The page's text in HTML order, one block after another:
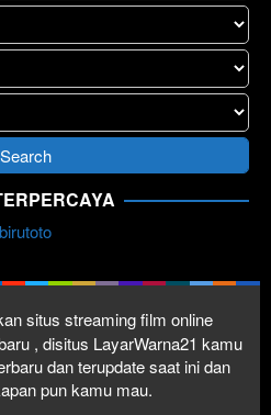
birutoto
situs streaming film online
, disitus LayarWarna21 kamu
dan terupdate saat ini dan
pun kamu mau.